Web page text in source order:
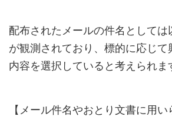
配布されたメールの件名として
が観測されており、標的に応じ
内容を選択していると考えられま
【メール件名やおとり文書に用い